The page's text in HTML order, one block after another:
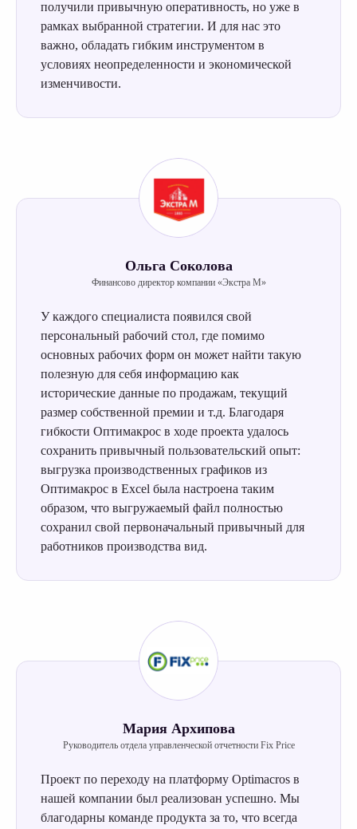
получили привычную оперативность, но уже в
рамках выбранной стратегии. И для нас это
важно, обладать гибким инструментом в
условиях неопределенности и экономической
изменчивости.
Ольга Соколова
Финансово директор компании «Экстра М»
У каждого специалиста появился свой
персональный рабочий стол, где помимо
основных рабочих форм он может найти такую
полезную для себя информацию как
исторические данные по продажам, текущий
размер собственной премии и т.д. Благодаря
гибкости Оптимакрос в ходе проекта удалось
сохранить привычный пользовательский опыт:
выгрузка производственных графиков из
Оптимакрос в Excel была настроена таким
образом, что выгружаемый файл полностью
сохранил свой первоначальный привычный для
работников производства вид.
Мария Архипова
Руководитель отдела управленческой отчетности Fix Price
Проект по переходу на платформу Optimacros в
нашей компании был реализован успешно. Мы
благодарны команде продукта за то, что всегда